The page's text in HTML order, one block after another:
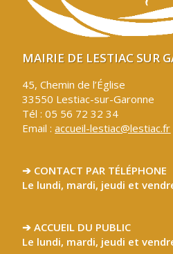
MAIRIE DE LESTIAC SUR
45, Chemin de l’Église
33550 Lestiac-sur-Garonne
Tél : 05 56 72 32 34
Email :accueil-lestiac@lestiac.fr
➔ CONTACT PAR TÉLÉPHONE
Le lundi, mardi, jeudi et
➔ ACCUEIL DU PUBLIC
Le lundi, mardi, jeudi et